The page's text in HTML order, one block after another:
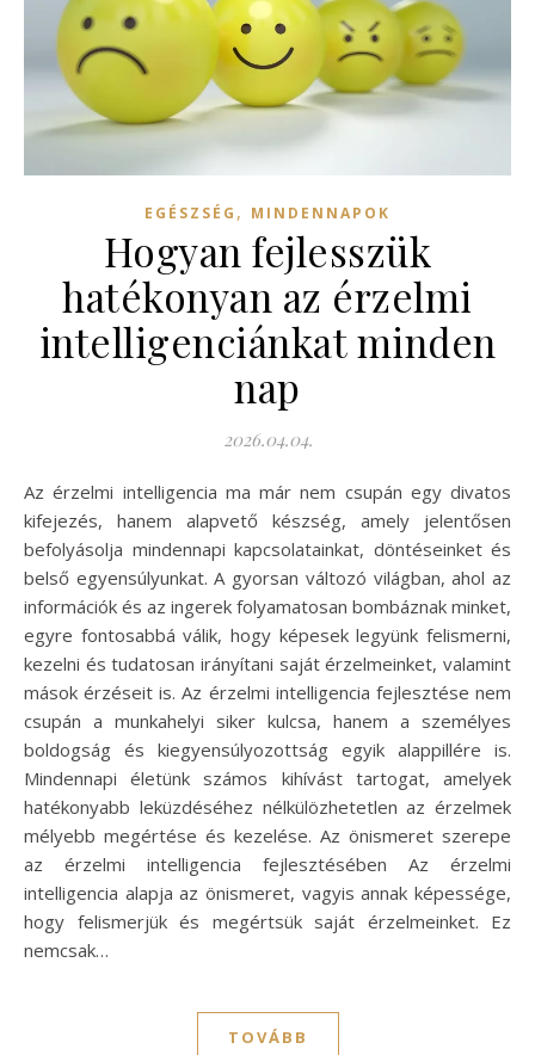
EGÉSZSÉG , MINDENNAPOK
Hogyan fejlesszük
hatékonyan az érzelmi
intelligenciánkat minden
nap
2026.04.04.
Az érzelmi intelligencia ma már nem csupán egy divatos
kifejezés, hanem alapvető készség, amely jelentősen
befolyásolja mindennapi kapcsolatainkat, döntéseinket és
belső egyensúlyunkat. A gyorsan változó világban, ahol az
információk és az ingerek folyamatosan bombáznak minket,
egyre fontosabbá válik, hogy képesek legyünk felismerni,
kezelni és tudatosan irányítani saját érzelmeinket, valamint
mások érzéseit is. Az érzelmi intelligencia fejlesztése nem
csupán a munkahelyi siker kulcsa, hanem a személyes
boldogság és kiegyensúlyozottság egyik alappillére is.
Mindennapi életünk számos kihívást tartogat, amelyek
hatékonyabb leküzdéséhez nélkülözhetetlen az érzelmek
mélyebb megértése és kezelése. Az önismeret szerepe
az érzelmi intelligencia fejlesztésében Az érzelmi
intelligencia alapja az önismeret, vagyis annak képessége,
hogy felismerjük és megértsük saját érzelmeinket. Ez
nemcsak…
TOVÁBB